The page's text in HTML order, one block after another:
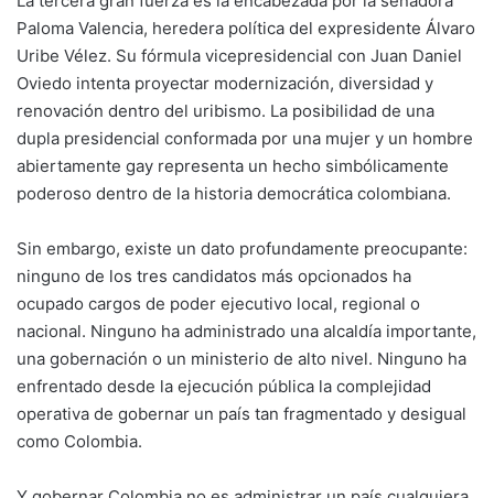
Paloma Valencia, heredera política del expresidente Álvaro
Uribe Vélez. Su fórmula vicepresidencial con Juan Daniel
Oviedo intenta proyectar modernización, diversidad y
renovación dentro del uribismo. La posibilidad de una
dupla presidencial conformada por una mujer y un hombre
abiertamente gay representa un hecho simbólicamente
poderoso dentro de la historia democrática colombiana.
Sin embargo, existe un dato profundamente preocupante:
ninguno de los tres candidatos más opcionados ha
ocupado cargos de poder ejecutivo local, regional o
nacional. Ninguno ha administrado una alcaldía importante,
una gobernación o un ministerio de alto nivel. Ninguno ha
enfrentado desde la ejecución pública la complejidad
operativa de gobernar un país tan fragmentado y desigual
como Colombia.